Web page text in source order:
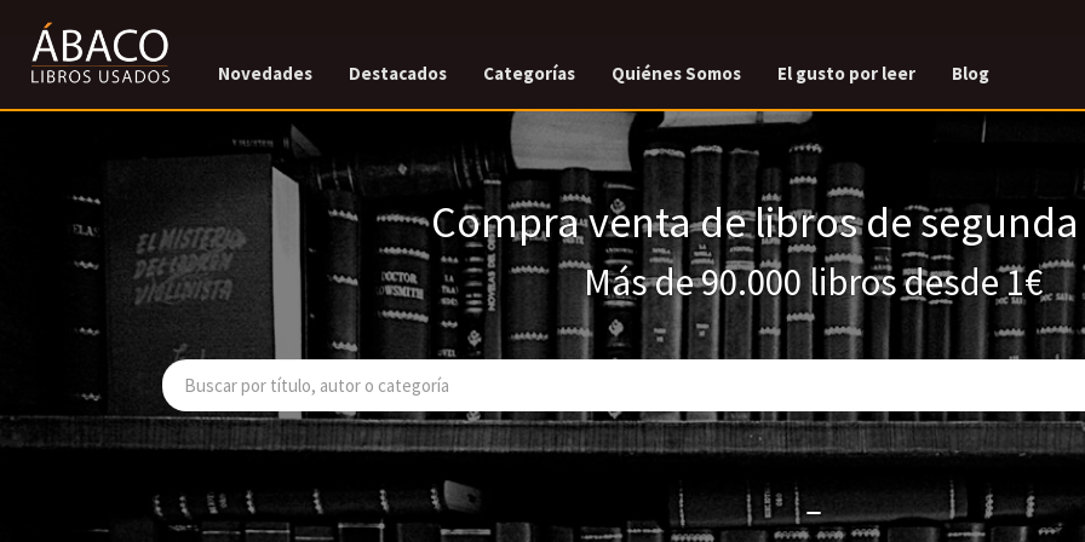
Novedades Destacados Categorías Quiénes Somos El gusto por leer Blog
Compra venta de libros de
Más de 90.000 libros desde 1€